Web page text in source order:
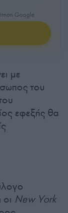
Google
με
του
εφεξής θα
NewYork